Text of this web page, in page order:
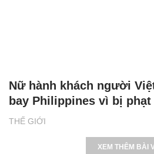
THẾ GIỚI
Nữ hành khách người
bay Philippines vì bị phạt
XEM THÊM BÀI